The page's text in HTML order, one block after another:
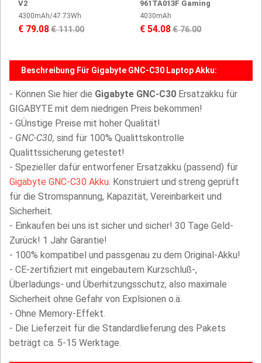
V2
4300mAh/47.73Wh
€ 79.08€ 111.00
961TA013F Gaming
4030mAh
€ 54.08€ 76.00
Beschreibung Für Gigabyte GNC-C30 Laptop Akku:
- Können Sie hier die Gigabyte GNC-C30 Ersatzakku für
GIGABYTE mit dem niedrigen Preis bekommen!
- GÜnstige Preise mit hoher Qualität!
- GNC-C30, sind für 100% Qualittskontrolle
Qualittssicherung getestet!
- Spezieller dafür entworfener Ersatzakku (passend) für
Gigabyte GNC-C30 Akku. Konstruiert und streng geprüft
für die Stromspannung, Kapazität, Vereinbarkeit und
Sicherheit.
- Einkaufen bei uns ist sicher und sicher! 30 Tage Geld-
Zurück! 1 Jahr Garantie!
- 100% kompatibel und passgenau zu dem Original-Akku!
- CE-zertifiziert mit eingebautem Kurzschluß-,
Überladungs- und Überhitzungsschutz, also maximale
Sicherheit ohne Gefahr von Explsionen o.ä.
- Ohne Memory-Effekt.
- Die Lieferzeit für die Standardlieferung des Pakets
beträgt ca. 5-15 Werktage.